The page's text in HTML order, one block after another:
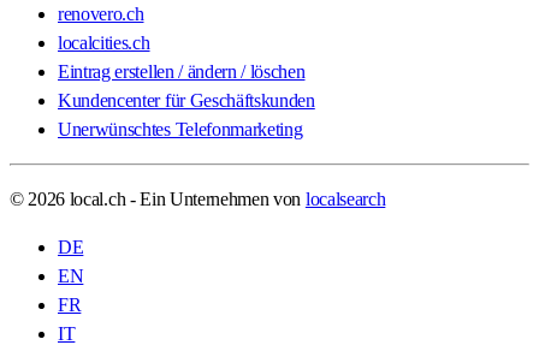
renovero.ch
localcities.ch
Eintrag erstellen / ändern / löschen
Kundencenter für Geschäftskunden
Unerwünschtes Telefonmarketing
© 2026 local.ch - Ein Unternehmen von localsearch
DE
EN
FR
IT